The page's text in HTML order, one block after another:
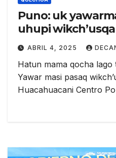
Puno: uk
uhupi
ABRIL 4, 2025
Hatun mama qocha
Yawar masi pasaq
Huacahuacani Centro